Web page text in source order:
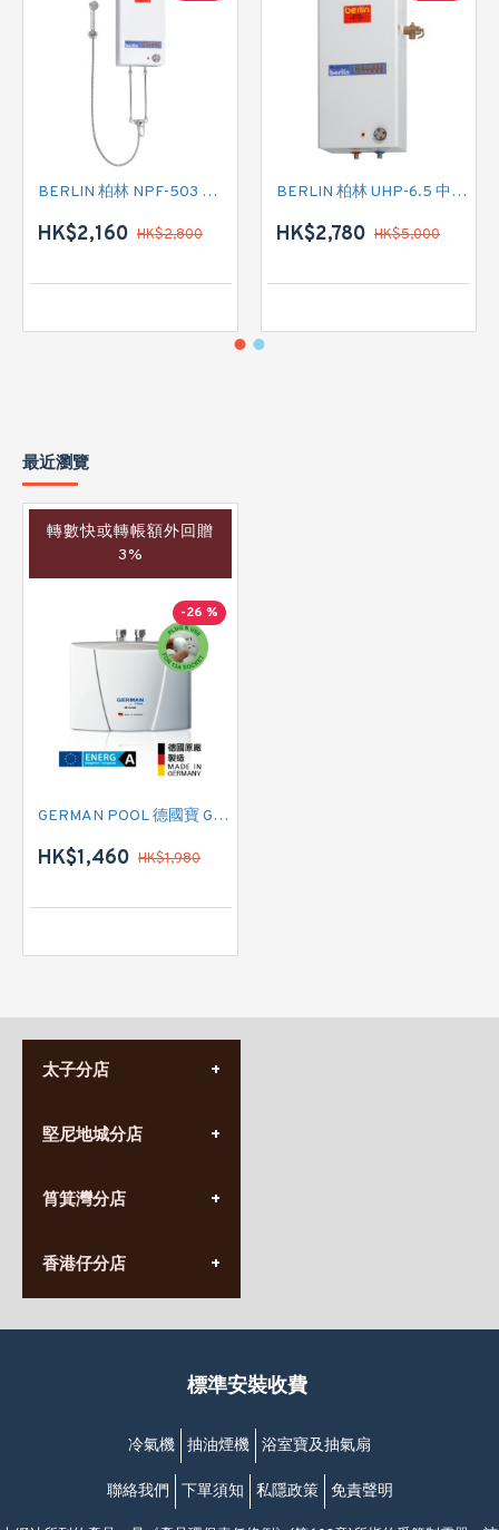
BERLIN 柏林 NPF-503 花灑儲水式(低壓電熱水爐)
HK$2,160 HK$2,800
BERLIN 柏林 UHP-6.5 中央儲水式(高壓電熱水爐)
HK$2,780 HK$5,000
最近瀏覽
轉數快或轉帳額外回贈
3%
-26 %
GERMAN POOL 德國寶 GPI-M3 即熱式電熱水爐
HK$1,460 HK$1,980
太子分店
營業時間:
九龍太子太子道西141號
堅尼地城分店
營業時間:
香港堅尼地城卑路乍街
(堅尼地城地鐵站B出口)
筲箕灣分店
營業時間:
(10:00am-20:30pm)
香港仔分店
營業時間:
香港香港仔成都道20-28號
(黃竹坑地鐵站轉4M專線小巴)
標準安裝收費
冷氣機 抽油煙機 浴室寶及抽氣扇
聯絡我們 下單須知 私隱政策 免責聲明